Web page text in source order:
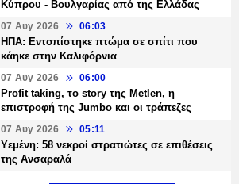
Κύπρου - Βουλγαρίας από της Ελλάδας
07 Αυγ 2026 06:03
ΗΠΑ: Εντοπίστηκε πτώμα σε σπίτι που
κάηκε στην Καλιφόρνια
07 Αυγ 2026 06:00
Profit taking, το story της Metlen, η
επιστροφή της Jumbo και οι τράπεζες
07 Αυγ 2026 05:11
Υεμένη: 58 νεκροί στρατιώτες σε επιθέσεις
της Ανσαραλά